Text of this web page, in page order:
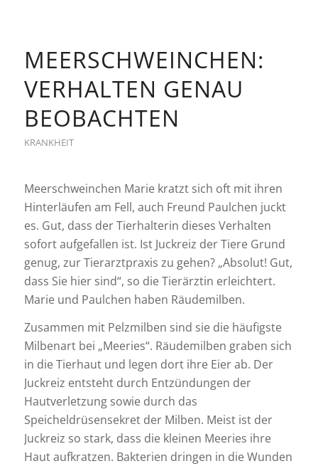
MEERSCHWEINCHEN:
VERHALTEN GENAU
BEOBACHTEN
KRANKHEIT
Meerschweinchen Marie kratzt sich oft mit ihren
Hinterläufen am Fell, auch Freund Paulchen juckt
es. Gut, dass der Tierhalterin dieses Verhalten
sofort aufgefallen ist. Ist Juckreiz der Tiere Grund
genug, zur Tierarztpraxis zu gehen? „Absolut! Gut,
dass Sie hier sind“, so die Tierärztin erleichtert.
Marie und Paulchen haben Räudemilben.
Zusammen mit Pelzmilben sind sie die häufigste
Milbenart bei „Meeries“. Räudemilben graben sich
in die Tierhaut und legen dort ihre Eier ab. Der
Juckreiz entsteht durch Entzündungen der
Hautverletzung sowie durch das
Speicheldrüsensekret der Milben. Meist ist der
Juckreiz so stark, dass die kleinen Meeries ihre
Haut aufkratzen. Bakterien dringen in die Wunden